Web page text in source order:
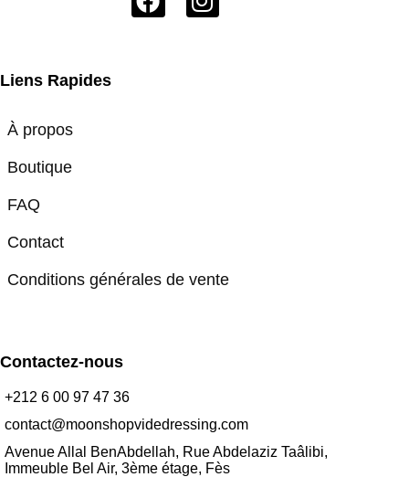
Liens Rapides
À propos
Boutique
FAQ
Contact
Conditions générales de vente
Contactez-nous
+212 6 00 97 47 36
contact@moonshopvidedressing.com
Avenue Allal BenAbdellah, Rue Abdelaziz Taâlibi,
Immeuble Bel Air, 3ème étage, Fès